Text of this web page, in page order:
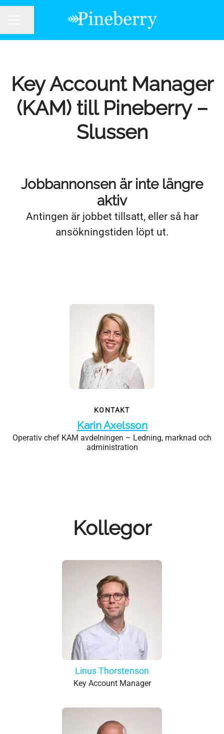
Key Account Manager
(KAM) till Pineberry –
Slussen
Jobbannonsen är inte längre
aktiv
Antingen är jobbet tillsatt, eller så har
ansökningstiden löpt ut.
KONTAKT
Karin Axelsson
Operativ chef KAM avdelningen – Ledning, marknad och
administration
Kollegor
Linus Thorstenson
Key Account Manager